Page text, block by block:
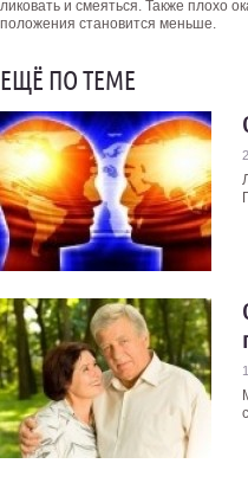
ликовать и смеяться. Также плохо
положения становится меньше.
ЕЩЁ ПО ТЕМЕ